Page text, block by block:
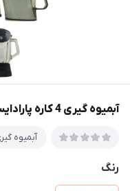
آبمیوه گیری 4 کاره پارادایس مدل p210
آبمیوه
رنگ